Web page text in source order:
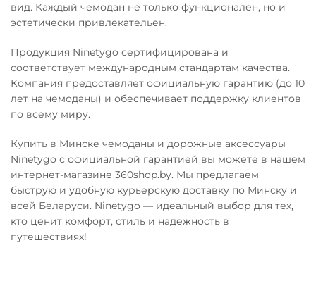
вид. Каждый чемодан не только функционален, но и
эстетически привлекательен.
Продукция Ninetygo сертифицирована и
соответствует международным стандартам качества.
Компания предоставляет официальную гарантию (до 10
лет на чемоданы) и обеспечивает поддержку клиентов
по всему миру.
Купить в Минске чемоданы и дорожные аксессуары
Ninetygo с официальной гарантией вы можете в нашем
интернет-магазине 360shop.by. Мы предлагаем
быструю и удобную курьерскую доставку по Минску и
всей Беларуси. Ninetygo — идеальный выбор для тех,
кто ценит комфорт, стиль и надежность в
путешествиях!